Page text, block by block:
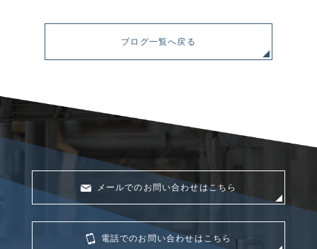
ブログ一覧へ戻る
メールでのお問い合わせはこちら
電話でのお問い合わせはこちら